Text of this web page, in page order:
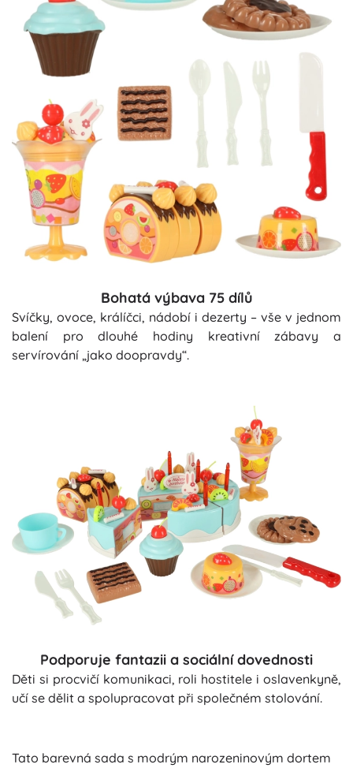
Bohatá výbava 75 dílů
Svíčky, ovoce, králíčci, nádobí i dezerty – vše v jednom
balení pro dlouhé hodiny kreativní zábavy a
servírování „jako doopravdy“.
Podporuje fantazii a sociální dovednosti
Děti si procvičí komunikaci, roli hostitele i oslavenkyně,
učí se dělit a spolupracovat při společném stolování.
Tato barevná sada s modrým narozeninovým dortem